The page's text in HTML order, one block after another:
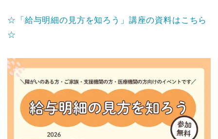
☆「給与明細の見方を知ろう」講座の資料はこちら
☆